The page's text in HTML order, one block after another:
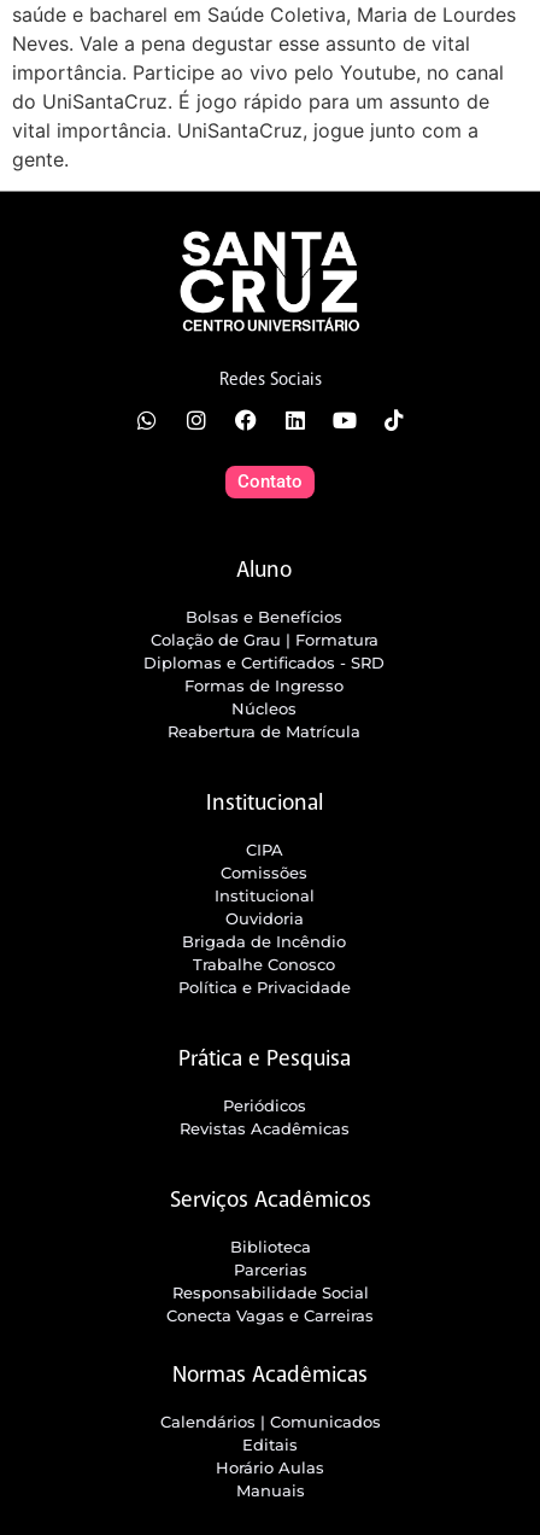
saúde e bacharel em Saúde Coletiva, Maria de Lourdes
Neves. Vale a pena degustar esse assunto de vital
importância. Participe ao vivo pelo Youtube, no canal
do UniSantaCruz. É jogo rápido para um assunto de
vital importância. UniSantaCruz, jogue junto com a
gente.
Redes Sociais
Contato
Aluno
Bolsas e Benefícios
Colação de Grau | Formatura
Diplomas e Certificados - SRD
Formas de Ingresso
Núcleos
Reabertura de Matrícula
Institucional
CIPA
Comissões
Institucional
Ouvidoria
Brigada de Incêndio
Trabalhe Conosco
Política e Privacidade
Prática e Pesquisa
Periódicos
Revistas Acadêmicas
Serviços Acadêmicos
Biblioteca
Parcerias
Responsabilidade Social
Conecta Vagas e Carreiras
Normas Acadêmicas
Calendários | Comunicados
Editais
Horário Aulas
Manuais